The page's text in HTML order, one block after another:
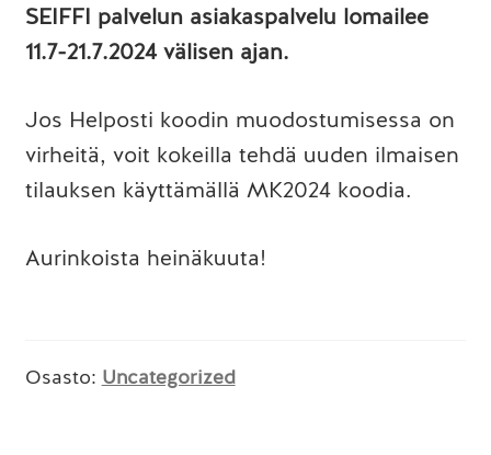
SEIFFI palvelun asiakaspalvelu lomailee
11.7-21.7.2024 välisen ajan.
Jos Helposti koodin muodostumisessa on
virheitä, voit kokeilla tehdä uuden ilmaisen
tilauksen käyttämällä MK2024 koodia.
Aurinkoista heinäkuuta!
Osasto: Uncategorized